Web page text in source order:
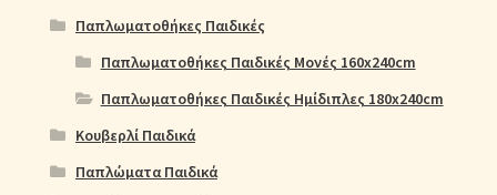
Παπλωματοθήκες Παιδικές
Παπλωματοθήκες Παιδικές Μονές 160x240cm
Παπλωματοθήκες Παιδικές Ημίδιπλες 180x240cm
Κουβερλί Παιδικά
Παπλώματα Παιδικά